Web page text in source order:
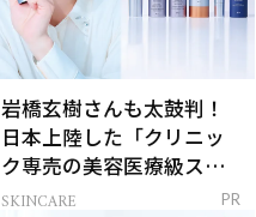
岩橋玄樹さんも太鼓判！
日本上陸した「クリニッ
ク専売の美容医療級スキ
ンケア」
SKINCARE PR